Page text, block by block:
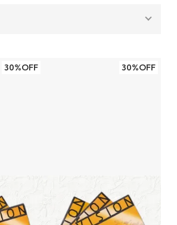
30%OFF 30%OFF